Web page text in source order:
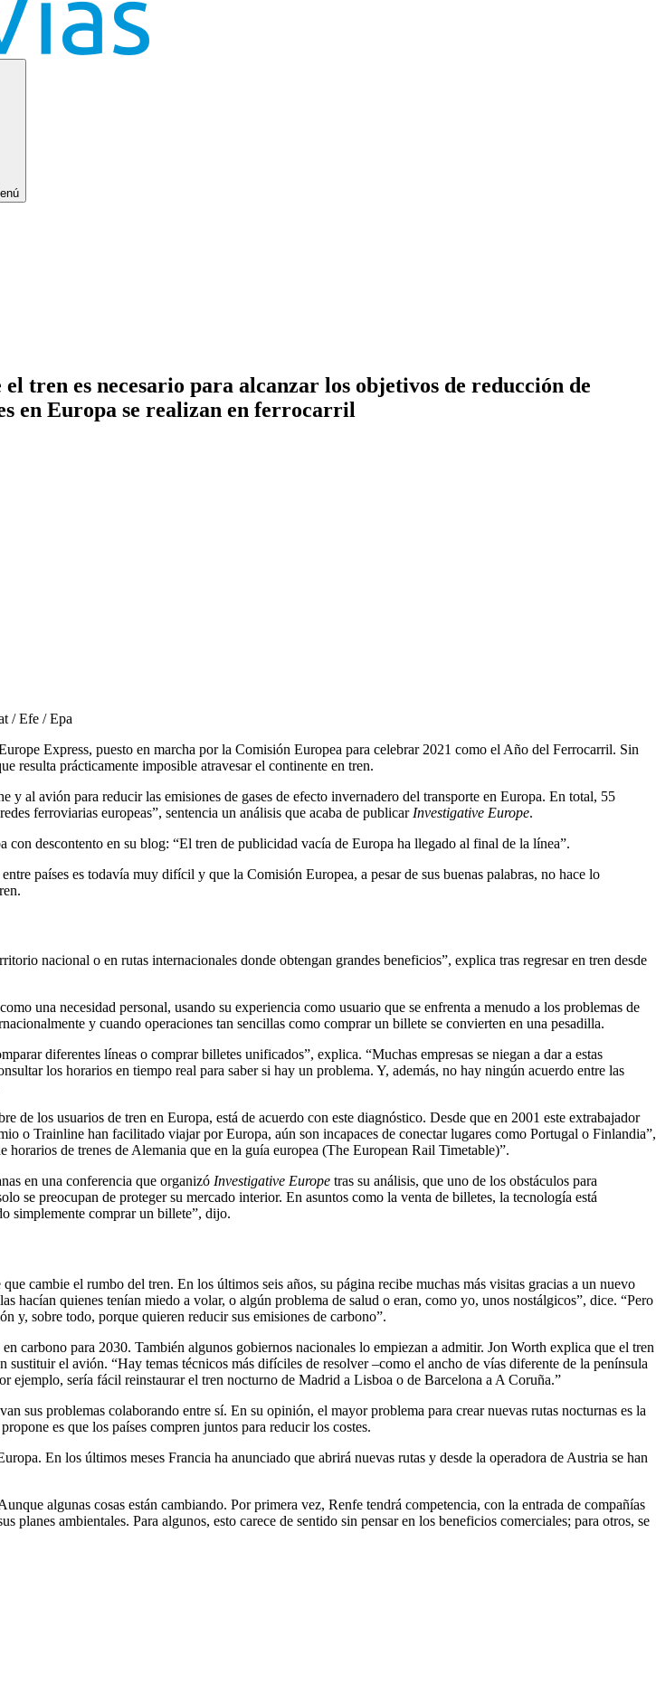
tren es necesario para alcanzar los objetivos de reducción de
en Europa se realizan en ferrocarril
/ Efe / Epa
Express, puesto en marcha por la Comisión Europea para celebrar 2021 como el Año del Ferrocarril. Sin
resulta prácticamente imposible atravesar el continente en tren.
al avión para reducir las emisiones de gases de efecto invernadero del transporte en Europa. En total, 55
ferroviarias europeas”, sentencia un análisis que acaba de publicar Investigative Europe.
descontento en su blog: “El tren de publicidad vacía de Europa ha llegado al final de la línea”.
países es todavía muy difícil y que la Comisión Europea, a pesar de sus buenas palabras, no hace lo
nacional o en rutas internacionales donde obtengan grandes beneficios”, explica tras regresar en tren desde
una necesidad personal, usando su experiencia como usuario que se enfrenta a menudo a los problemas de
y cuando operaciones tan sencillas como comprar un billete se convierten en una pesadilla.
diferentes líneas o comprar billetes unificados”, explica. “Muchas empresas se niegan a dar a estas
los horarios en tiempo real para saber si hay un problema. Y, además, no hay ningún acuerdo entre las
de los usuarios de tren en Europa, está de acuerdo con este diagnóstico. Desde que en 2001 este extrabajador
o Trainline han facilitado viajar por Europa, aún son incapaces de conectar lugares como Portugal o Finlandia”,
de trenes de Alemania que en la guía europea (The European Rail Timetable)”.
en una conferencia que organizó Investigative Europe tras su análisis, que uno de los obstáculos para
se preocupan de proteger su mercado interior. En asuntos como la venta de billetes, la tecnología está
simplemente comprar un billete”, dijo.
cambie el rumbo del tren. En los últimos seis años, su página recibe muchas más visitas gracias a un nuevo
hacían quienes tenían miedo a volar, o algún problema de salud o eran, como yo, unos nostálgicos”, dice. “Pero
y, sobre todo, porque quieren reducir sus emisiones de carbono”.
carbono para 2030. También algunos gobiernos nacionales lo empiezan a admitir. Jon Worth explica que el tren
el avión. “Hay temas técnicos más difíciles de resolver –como el ancho de vías diferente de la península
sería fácil reinstaurar el tren nocturno de Madrid a Lisboa o de Barcelona a A Coruña.”
sus problemas colaborando entre sí. En su opinión, el mayor problema para crear nuevas rutas nocturnas es la
es que los países compren juntos para reducir los costes.
En los últimos meses Francia ha anunciado que abrirá nuevas rutas y desde la operadora de Austria se han
algunas cosas están cambiando. Por primera vez, Renfe tendrá competencia, con la entrada de compañías
ambientales. Para algunos, esto carece de sentido sin pensar en los beneficios comerciales; para otros, se